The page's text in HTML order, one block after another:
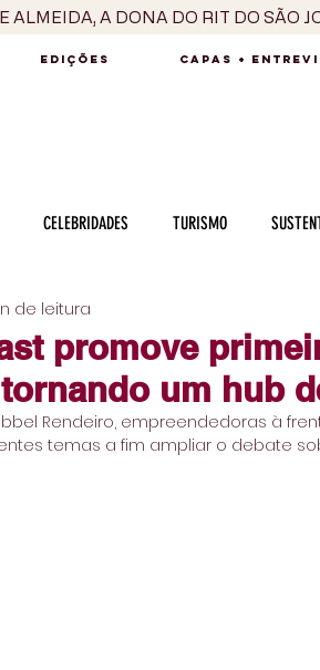
ALMEIDA, A DONA DO RIT DO SÃO
EDIÇÕES CAPAS +
CELEBRIDADES TURISMO
INTERNACIONAL
CARREIRA VINHOS SABOR
promove
um hub
de leitura
Rendeiro, empreendedoras à
temas a fim ampliar o debate